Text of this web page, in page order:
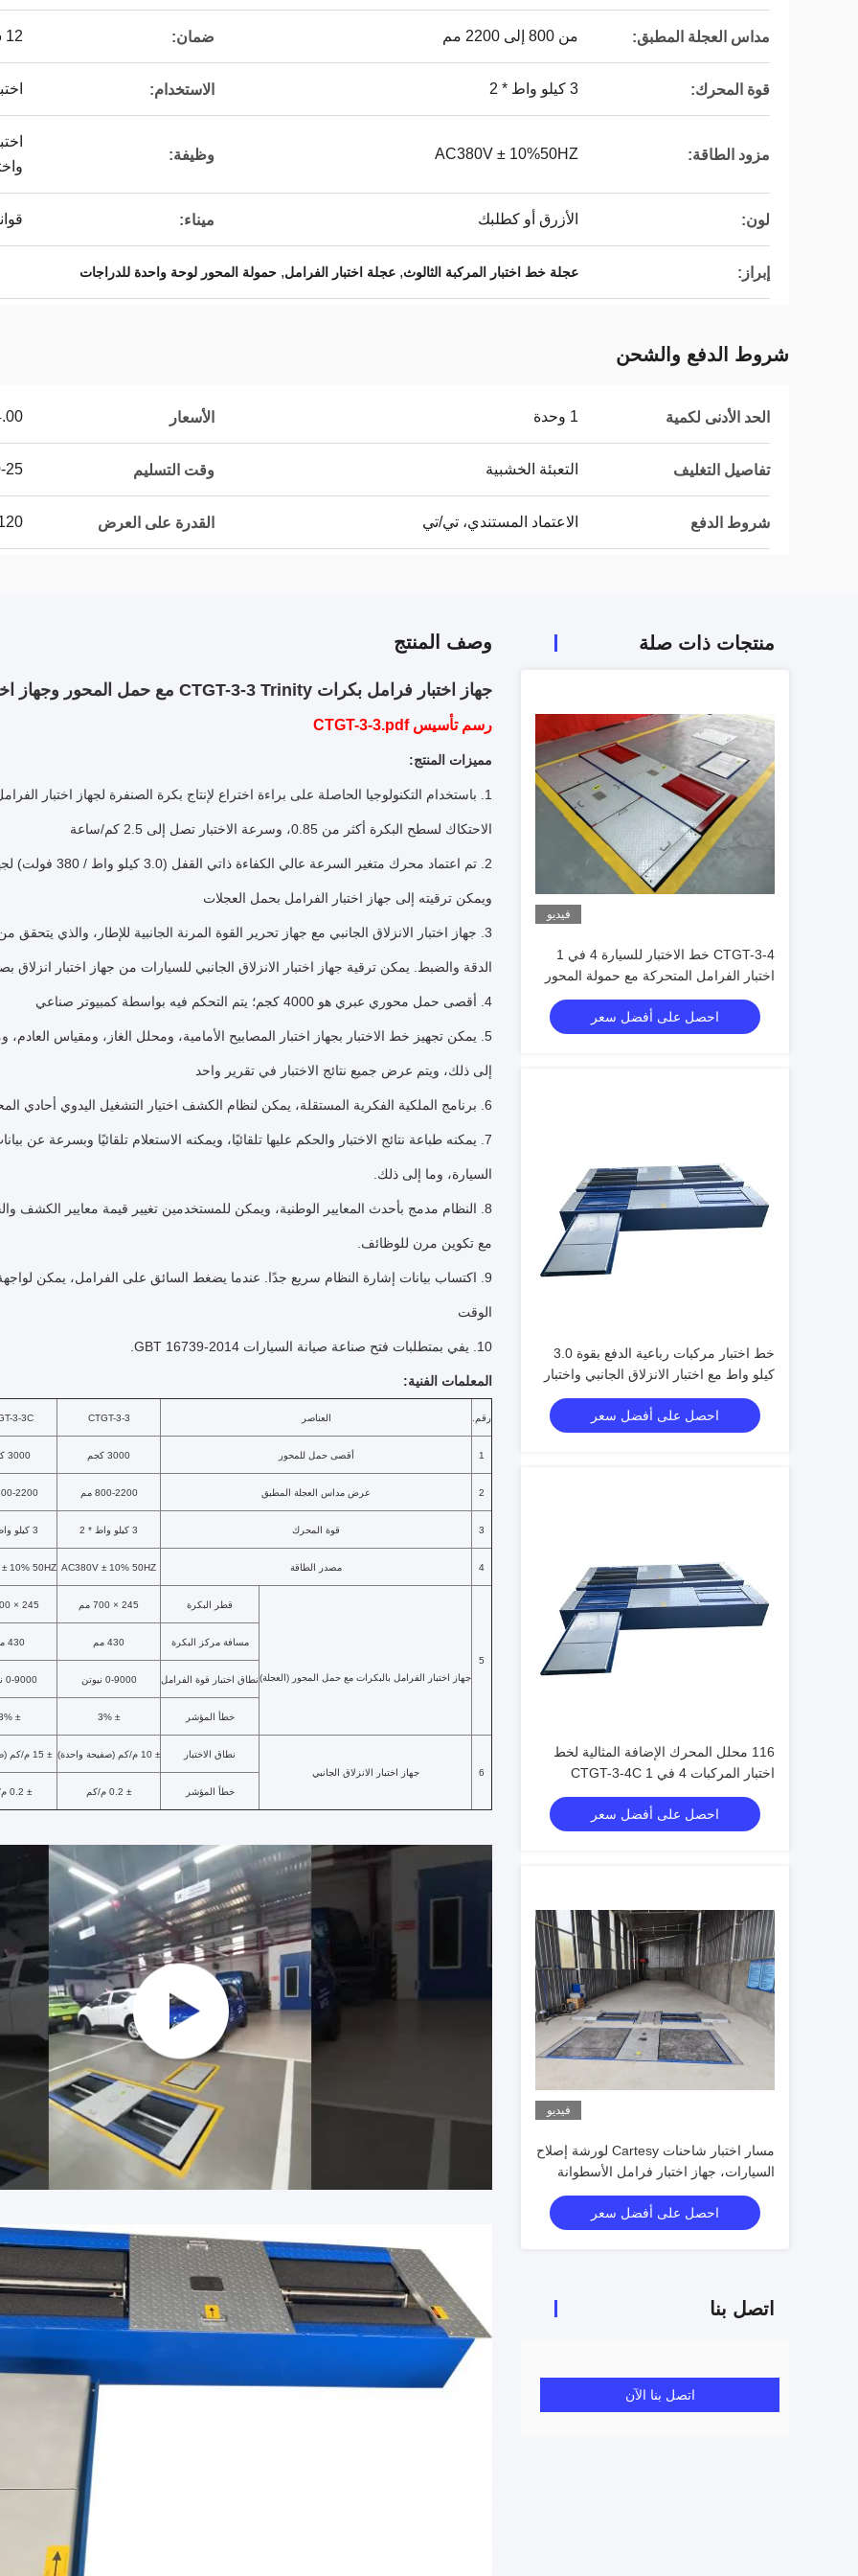
مداس العجلة المطبق: من 800 إلى 2200 مم ضمان: 12 شهرا
قوة المحرك: 3 كيلو واط * 2 الاستخدام:
مزود الطاقة: AC380V ± 10%50HZ وظيفة:
لون: الأزرق أو كطلبك ميناء:
إبراز: عجلة خط اختبار المركبة الثالوث, عجلة اختبار الفرامل, حمولة المحور لوحة واحدة للدراجات
شروط الدفع والشحن
الحد الأدنى لكمية 1 وحدة الأسعار sets
تفاصيل التغليف التعبئة الخشبية وقت التسليم 20-25
شروط الدفع الاعتماد المستندي، تي/تي القدرة على العرض 120 مجموعة / مجموعات
منتجات ذات صلة
فيديو
CTGT-3-4 خط الاختبار للسيارة 4 في 1
اختبار الفرامل المتحركة مع حمولة المحور
اختبار هبوط جانبية لوحة واحدة اختبار تعليق
اختبار امتصاص الصدمات ومختبر التخفيف
احصل على أفضل سعر
خط اختبار مركبات رباعية الدفع بقوة 3.0
كيلو واط مع اختبار الانزلاق الجانبي واختبار
المكابح
احصل على أفضل سعر
116 محلل المحرك الإضافة المثالية لخط
اختبار المركبات 4 في 1 CTGT-3-4C
Roller
احصل على أفضل سعر
فيديو
مسار اختبار شاحنات Cartesy لورشة إصلاح
السيارات، جهاز اختبار فرامل الأسطوانة
للقوة، مع لوحين لحمل المحور، جهاز اختبار
انزلاق جانبي، سعة 10 طناحصل على أفضل سعر
اتصل بنا
اتصل بنا الآن
وصف المنتج
جهاز اختبار فرامل بكرات CTGT-3-3 Trinity مع حمل المحور وجهاز اختبار انزلاق جانبي بصفيحة واحدة
رسم تأسيس CTGT-3-3.pdf
مميزات المنتج:
الاحتكاك لسطح البكرة أكثر من 0.85، وسرعة الاختبار تصل إلى 2.5 كم/ساعة
2. تم اعتماد محرك
ويمكن ترقيته إلى جهاز اختبار الفرامل بحمل العجلات
3. جهاز اختبار الانزلاق الجانبي مع جهاز تحرير القوة المرنة الجانبية للإطار، والذي
الدقة والضبط. يمكن ترقية جهاز اختبار الانزلاق الجانبي للسيارات من جهاز اختبار انزلاق
4. أقصى حمل محوري عبري هو 4000 كجم؛ يتم التحكم فيه بواسطة كمبيوتر صناعي
5. يمكن تجهيز خط الاختبار بجهاز اختبار المصابيح الأمامية، ومحلل الغاز، ومقياس
إلى ذلك، ويتم عرض جميع نتائج الاختبار في تقرير واحد
6. برنامج الملكية الفكرية المستقلة، يمكن لنظام الكشف اختيار التشغيل اليدوي أحادي المحطة، وشبه الآلي، والآلي بالكامل
7. يمكنه طباعة نتائج الاختبار والحكم عليها تلقائيًا، ويمكنه الاستعلام تلقائيًا وبسرعة
السيارة، وما إلى ذلك.
8. النظام مدمج بأحدث المعايير الوطنية، ويمكن للمستخدمين تغيير قيمة معايير
مع تكوين مرن للوظائف.
9. اكتساب بيانات إشارة النظام سريع جدًا. عندما يضغط السائق على الفرامل، يمكن
الوقت
10. يفي بمتطلبات فتح صناعة صيانة السيارات GBT 16739-2014.
المعلمات الفنية:
رقم. العناصر CTGT-3-3
3-3C
1 أقصى حمل للمحور 3000 كجم 3000 كجم
2 عرض مداس العجلة المطبق 800-2200 مم 800-2200
3 قوة المحرك 3 كيلو واط * 2 3 كيلو واط * 2
4 مصدر الطاقة AC380V ± 10% 50HZ
10% 50HZ
5
جهاز اختبار الفرامل بالبكرات مع حمل المحور (العجلة)
قطر البكرة 245 × 700 مم 245 × 700 مم
مسافة مركز البكرة 430 مم 430 مم
نطاق اختبار قوة الفرامل 0-9000 نيوتن 0-9000 نيوتن
خطأ المؤشر ± 3%
± 3%
6 جهاز اختبار الانزلاق الجانبي
نطاق الاختبار ± 10 م/كم (صفيحة واحدة) ± 15 م/كم (صفيحتان)
خطأ المؤشر ± 0.2 م/كم ± 0.2 م/كم